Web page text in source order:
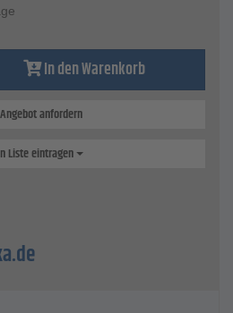
In den Warenkorb
anfordern
Liste eintragen